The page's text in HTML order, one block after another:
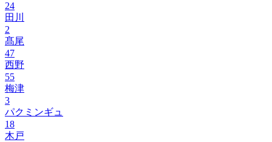
24
田川
2
髙尾
47
西野
55
梅津
3
パクミンギュ
18
木戸